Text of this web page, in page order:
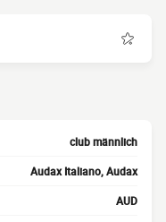
club männlich
Audax Italiano, Audax
AUD